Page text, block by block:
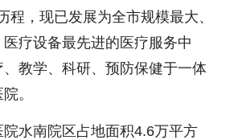
程，现已发展为全市规模最大、
疗设备最先进的医疗服务中
教学、科研、预防保健于一体
。
水南院区占地面积4.6万平方